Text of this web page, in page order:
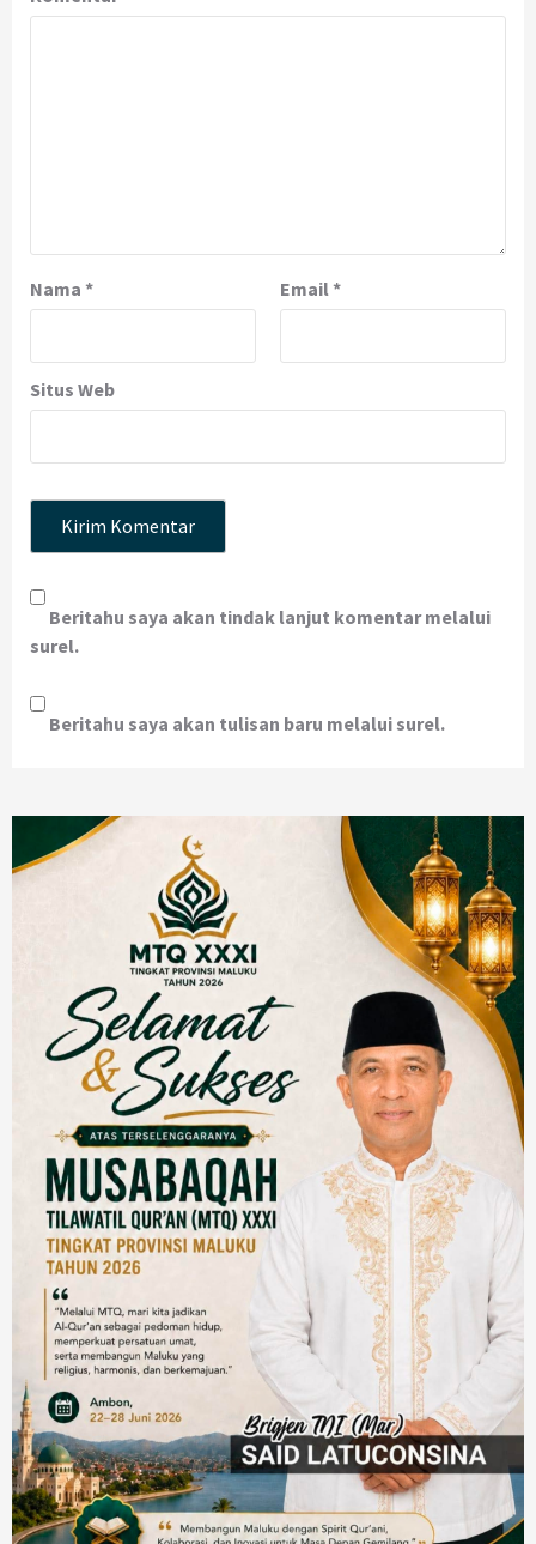
Nama * Email *
Situs Web
Beritahu saya akan tindak lanjut komentar melalui
surel.
Beritahu saya akan tulisan baru melalui surel.